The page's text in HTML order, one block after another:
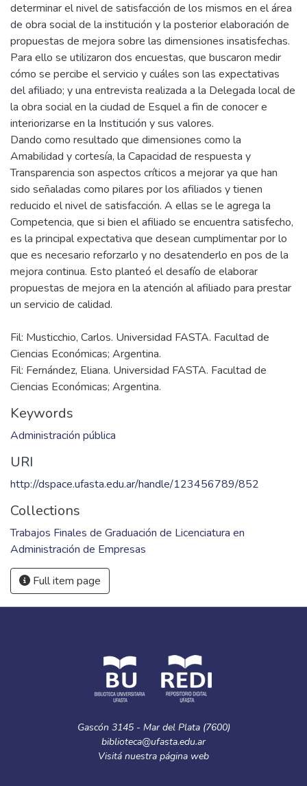
determinar el nivel de satisfacción de los mismos en el área
de obra social de la institución y la posterior elaboración de
propuestas de mejora sobre las dimensiones insatisfechas.
Para ello se utilizaron dos encuestas, que buscaron medir
cómo se percibe el servicio y cuáles son las expectativas
del afiliado; y una entrevista realizada a la Delegada local de
la obra social en la ciudad de Esquel a fin de conocer e
interiorizarse en la Institución y sus valores.
Dando como resultado que dimensiones como la
Amabilidad y cortesía, la Capacidad de respuesta y
Transparencia son aspectos críticos a mejorar ya que han
sido señaladas como pilares por los afiliados y tienen
reducido el nivel de satisfacción. A ellas se le agrega la
Competencia, que si bien el afiliado se encuentra satisfecho,
es la principal expectativa que desean cumplimentar por lo
que es necesario reforzarlo y no desatenderlo en pos de la
mejora continua. Esto planteó el desafío de elaborar
propuestas de mejora en la atención al afiliado para prestar
Fil: Musticchio, Carlos. Universidad FASTA. Facultad de
Ciencias Económicas; Argentina.
Fil: Fernández, Eliana. Universidad FASTA. Facultad de
Ciencias Económicas; Argentina.
Keywords
Administración pública
URI
http://dspace.ufasta.edu.ar/handle/123456789/852
Collections
Trabajos Finales de Graduación de Licenciatura en
Administración de Empresas
Full item page
Gascón 3145 - Mar del Plata (7600)
biblioteca@ufasta.edu.ar
Visitá nuestra página web